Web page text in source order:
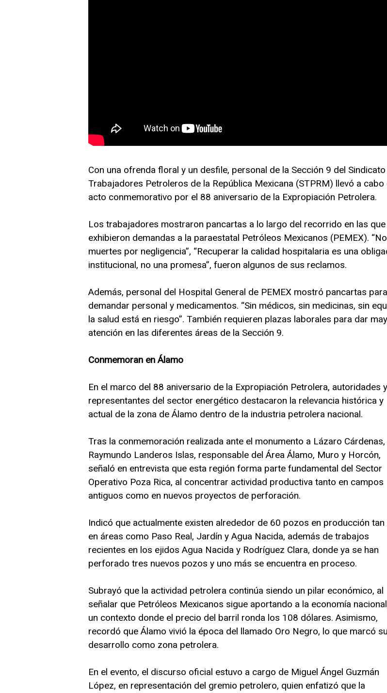
Con una ofrenda floral y un desfile, personal de la Sección 9 del
Trabajadores Petroleros de la República Mexicana (STPRM) llevó a cabo
acto conmemorativo por el 88 aniversario de la Expropiación Petrolera.
Los trabajadores mostraron pancartas a lo largo del recorrido en las que
exhibieron demandas a la paraestatal Petróleos Mexicanos (PEMEX).
muertes por negligencia”, “Recuperar la calidad hospitalaria es una
institucional, no una promesa”, fueron algunos de sus reclamos.
Además, personal del Hospital General de PEMEX mostró pancartas para
demandar personal y medicamentos. “Sin médicos, sin medicinas, sin
la salud está en riesgo”. También requieren plazas laborales para dar
atención en las diferentes áreas de la Sección 9.
Conmemoran en Álamo
En el marco del 88 aniversario de la Expropiación Petrolera, autoridades y
representantes del sector energético destacaron la relevancia histórica y
actual de la zona de Álamo dentro de la industria petrolera nacional.
Tras la conmemoración realizada ante el monumento a Lázaro Cárdenas,
Raymundo Landeros Islas, responsable del Área Álamo, Muro y Horcón,
señaló en entrevista que esta región forma parte fundamental del Sector
Operativo Poza Rica, al concentrar actividad productiva tanto en campos
antiguos como en nuevos proyectos de perforación.
Indicó que actualmente existen alrededor de 60 pozos en producción tan
en áreas como Paso Real, Jardín y Agua Nacida, además de trabajos
recientes en los ejidos Agua Nacida y Rodríguez Clara, donde ya se han
perforado tres nuevos pozos y uno más se encuentra en proceso.
Subrayó que la actividad petrolera continúa siendo un pilar económico, al
señalar que Petróleos Mexicanos sigue aportando a la economía
un contexto donde el precio del barril ronda los 108 dólares. Asimismo,
recordó que Álamo vivió la época del llamado Oro Negro, lo que marcó su
desarrollo como zona petrolera.
En el evento, el discurso oficial estuvo a cargo de Miguel Ángel Guzmán
López, en representación del gremio petrolero, quien enfatizó que la